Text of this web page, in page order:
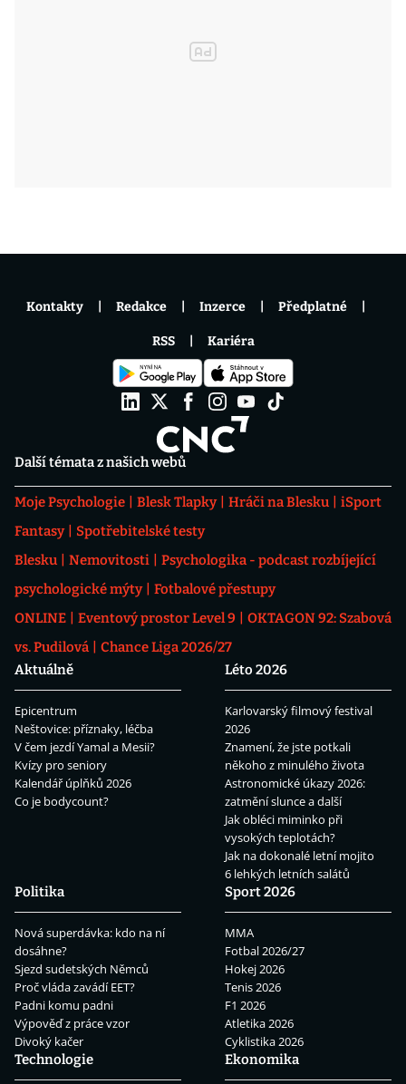
Další témata z našich webů
Moje Psychologie Blesk Tlapky Hráči na Blesku
iSport
Fantasy
Spotřebitelské testy
Blesku
Nemovitosti
Psychologika - podcast rozbíjející
psychologické mýty
Fotbalové přestupy
ONLINE
Eventový prostor Level 9
OKTAGON 92: Szabová
vs. Pudilová
Chance Liga 2026/27
Aktuálně
Epicentrum
Neštovice: příznaky, léčba
V čem jezdí Yamal a Mesii?
Kvízy pro seniory
Kalendář úplňků 2026
Co je bodycount?
Léto 2026
Karlovarský filmový festival
2026
Znamení, že jste potkali
někoho z minulého života
Astronomické úkazy 2026:
zatmění slunce a další
Jak obléci miminko při
vysokých teplotách?
Jak na dokonalé letní mojito
6 lehkých letních salátů
Politika
Nová superdávka: kdo na ní
dosáhne?
Sjezd sudetských Němců
Proč vláda zavádí EET?
Padni komu padni
Výpověď z práce vzor
Divoký kačer
Sport 2026
MMA
Fotbal 2026/27
Hokej 2026
Tenis 2026
F1 2026
Atletika 2026
Cyklistika 2026
Technologie
Ekonomika
Kontakty Redakce Inzerce Předplatné
RSS Kariéra